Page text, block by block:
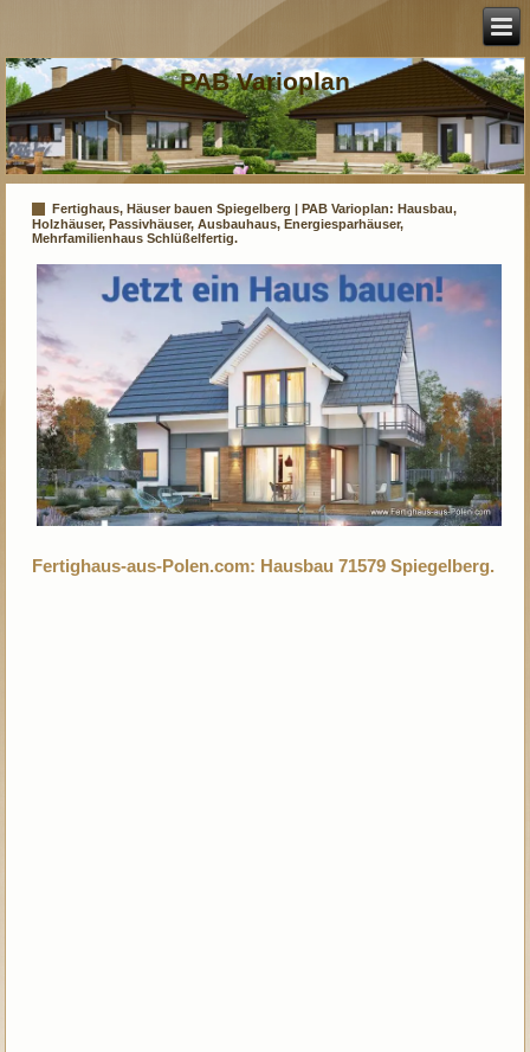
PAB Varioplan
Fertighaus, Häuser bauen Spiegelberg | PAB Varioplan: Hausbau,
Holzhäuser, Passivhäuser, Ausbauhaus, Energiesparhäuser,
Mehrfamilienhaus Schlüßelfertig.
Fertighaus-aus-Polen.com: Hausbau 71579 Spiegelberg.